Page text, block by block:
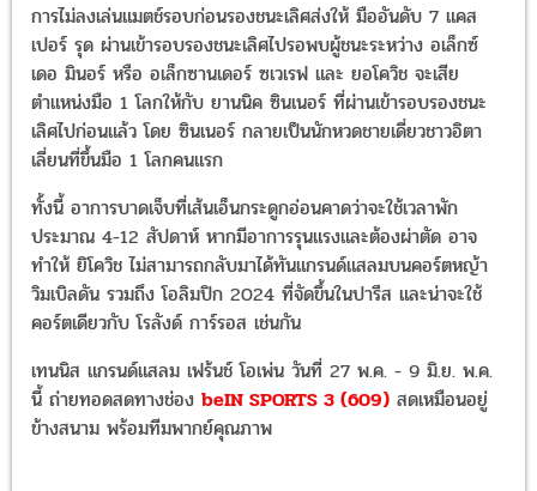
การไม่ลงเล่นแมตช์รอบก่อนรองชนะเลิศส่งให้ มืออันดับ 7 แคส
เปอร์ รุด ผ่านเข้ารอบรองชนะเลิศไปรอพบผู้ชนะระหว่าง อเล็กซ์
เดอ มินอร์ หรือ อเล็กซานเดอร์ ซเวเรฟ และ ยอโควิช จะเสีย
ตำแหน่งมือ 1 โลกให้กับ ยานนิค ซินเนอร์ ที่ผ่านเข้ารอบรองชนะ
เลิศไปก่อนแล้ว โดย ซินเนอร์ กลายเป็นนักหวดชายเดี่ยวชาวอิตา
เลี่ยนที่ขึ้นมือ 1 โลกคนแรก
ทั้งนี้ อาการบาดเจ็บที่เส้นเอ็นกระดูกอ่อนคาดว่าจะใช้เวลาพัก
ประมาณ 4-12 สัปดาห์ หากมีอาการรุนแรงและต้องผ่าตัด อาจ
ทำให้ ยิโควิช ไม่สามารถกลับมาได้ทันแกรนด์แสลมบนคอร์ตหญ้า
วิมเบิลดัน รวมถึง โอลิมปิก 2024 ที่จัดขึ้นในปารีส และน่าจะใช้
คอร์ตเดียวกับ โรลังด์ การ์รอส เช่นกัน
เทนนิส แกรนด์แสลม เฟร้นช์ โอเพ่น วันที่ 27 พ.ค. - 9 มิ.ย. พ.ค.
นี้ ถ่ายทอดสดทางช่อง beIN SPORTS 3 (609) สดเหมือนอยู่
ข้างสนาม พร้อมทีมพากย์คุณภาพ